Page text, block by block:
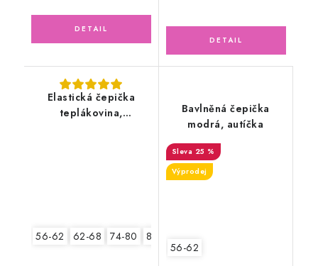
Elastická čepička
teplákovina,
56-62 62-68 74-80 80-86
Bavlněná čepička
modrá, autíčka
25 %
Výprodej
56-62